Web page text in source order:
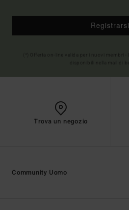
Registrarsi
Trova un negozio
Community Uomo